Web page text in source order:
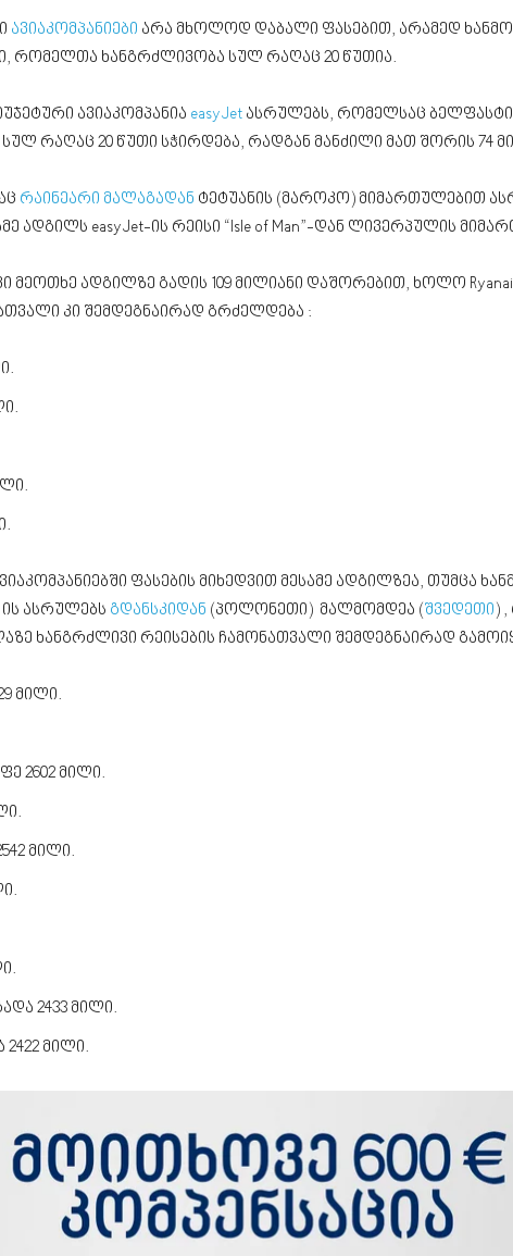
ავიაკომპანიები არა მხოლოდ დაბალი ფასებით, არამედ
რომელთა ხანგრძლივობა სულ რაღაც 20 წუთია.
ავიაკომპანია easyJet ასრულებს, რომელსაც
რაღაც 20 წუთი სჭირდება, რადგან მანძილი მათ შორის 74
რაინეარი მალაგადან ტეტუანის (მაროკო) მიმართულებით
ადგილს easyJet-ის რეისი “Isle of Man”-დან ლივერპულის
მეოთხე ადგილზე გადის 109 მილიანი დაშორებით, ხოლო
კი შემდეგნაირად გრძელდება :
ფასების მიხედვით მესამე ადგილზეა, თუმცა
ასრულებს გდანსკიდან (პოლონეთი) მალმომდეა (შვედეთი)
ხანგრძლივი რეისების ჩამონათვალი შემდეგნაირად
მილი.
2602 მილი.
მილი.
2433 მილი.
მილი.